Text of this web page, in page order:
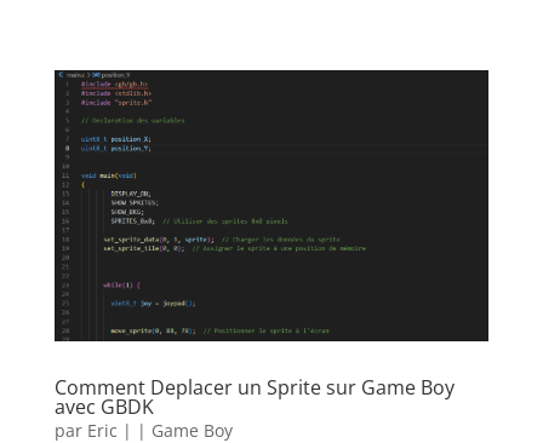
Comment Deplacer un Sprite sur Game Boy
avec GBDK
par Eric | | Game Boy